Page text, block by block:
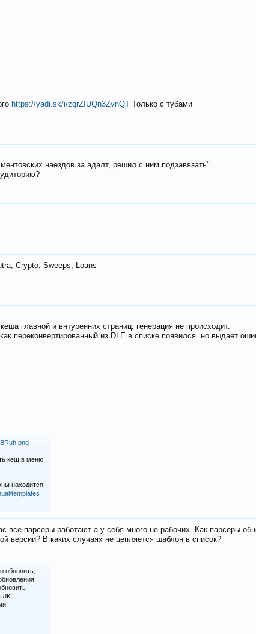
https://yadi.sk/i/zqrZIUQn3ZvnQT Только с тубами
наездов за адалт, решил с ним подзавязать"
Crypto, Sweeps, Loans
главной и внтуренних страниц. генерация не происходит.
переконвертированный из DLE в списке появился. но выдает
кеш в меню
находится
templates
все парсеры работают а у себя много не рабочих. Как парсеры
В каких случаях не цепляется шаблон в список?
обновить,
ЛК